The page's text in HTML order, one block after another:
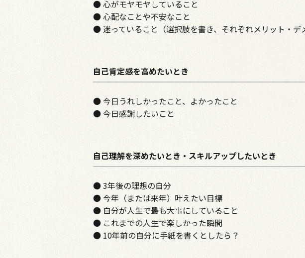
● 心がモヤモヤしていること
● 心配なことや不安なこと
● 迷っていること（選択肢を書き、それぞれメリット・デ
自己肯定感を高めたいとき
● 今日うれしかったこと、よかったこと
● 今日感謝したいこと
自己理解を深めたいとき・スキルアップしたいとき
● 3年後の理想の自分
● 今年（または来年）叶えたい目標
● 自分が人生で最も大事にしていること
● これまでの人生で楽しかった瞬間
● 10年前の自分に手紙を書くとしたら？